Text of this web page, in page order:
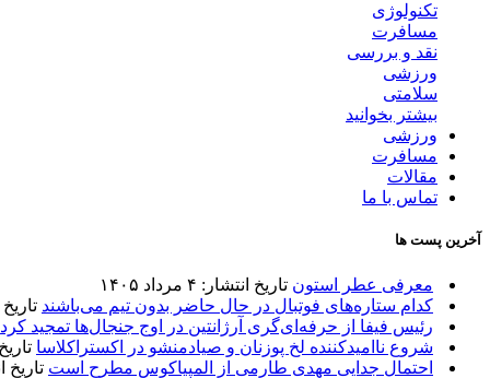
تکنولوژی
مسافرت
نقد و بررسی
ورزشی
سلامتی
بیشتر بخوانید
ورزشی
مسافرت
مقالات
تماس با ما
آخرین پست ها
معرفی عطر استون تاریخ انتشار: ۴ مرداد ۱۴۰۵
کدام ستاره‌های فوتبال در حال حاضر بدون تیم می‌باشند تاریخ
رئیس فیفا از حرفه‌ای‌گری آرژانتین در اوج جنجال‌ها تمجید کرد
شروع ناامیدکننده لخ پوزنان و صیادمنشو در اکستراکلاسا تاریخ
احتمال جدایی مهدی طارمی از المپیاکوس مطرح است تاریخ